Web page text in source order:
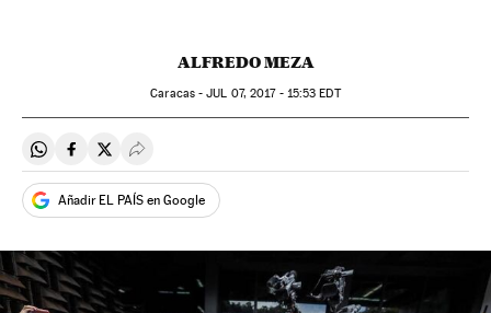
ALFREDO MEZA
Caracas -JUL 07, 2017 - 15:53 EDT
Compartir en Whatsapp
Compartir en Facebook
Compartir en Twitter
Desplegar Redes Sociales
Añadir EL PAÍS en Google